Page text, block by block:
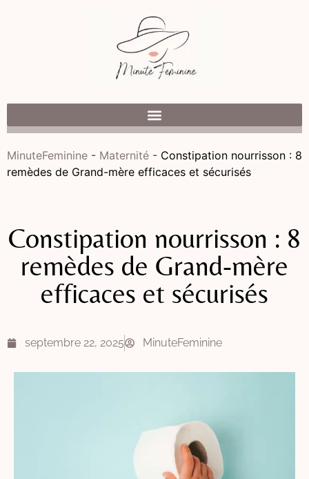
MinuteFeminine - Maternité - Constipation nourrisson : 8
remèdes de Grand-mère efficaces et sécurisés
Constipation nourrisson : 8
remèdes de Grand-mère
efficaces et sécurisés
septembre 22, 2025 MinuteFeminine